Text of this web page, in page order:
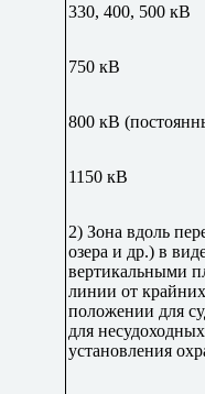
330, 400, 500 кВ
750 кВ
800 кВ
1150 кВ
2) Зона вдоль
озера и др.) в
вертикальными
линии от
положении для
для
установления